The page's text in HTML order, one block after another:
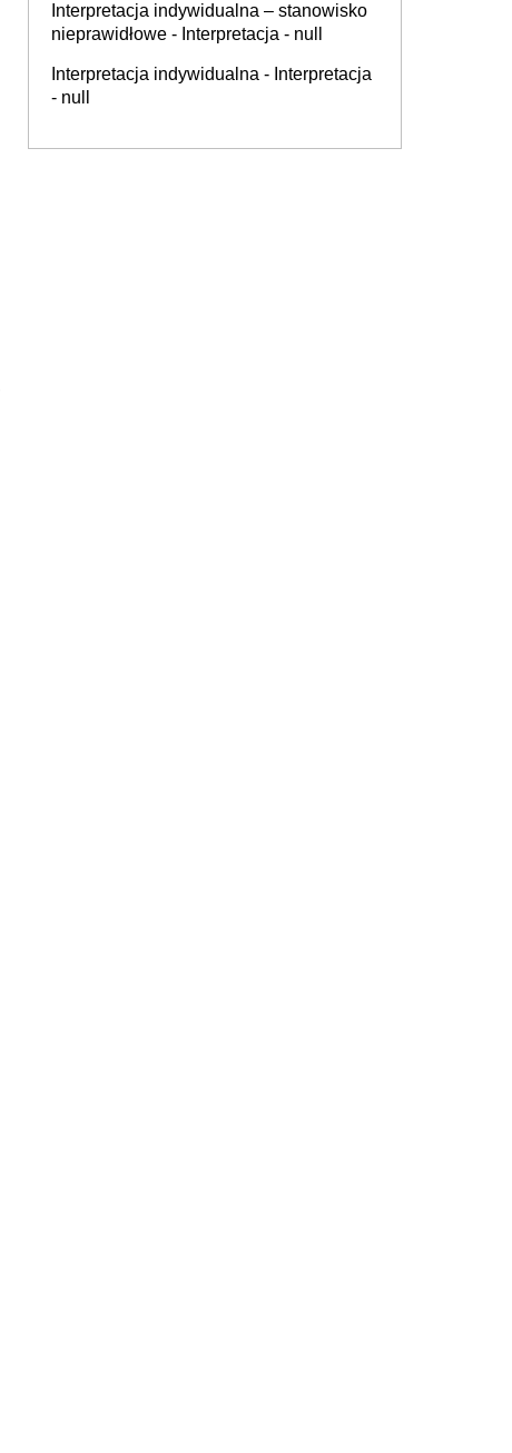
Interpretacja indywidualna – stanowisko
nieprawidłowe - Interpretacja - null
Interpretacja indywidualna - Interpretacja
- null